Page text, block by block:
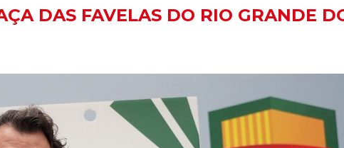
DAS FAVELAS DO RIO GRANDE